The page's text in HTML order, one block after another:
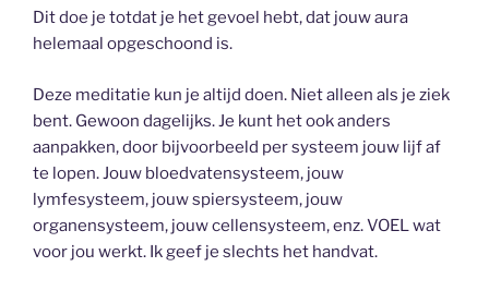
Dit doe je totdat je het gevoel hebt, dat jouw aura
helemaal opgeschoond is.
Deze meditatie kun je altijd doen. Niet alleen als je ziek
bent. Gewoon dagelijks. Je kunt het ook anders
aanpakken, door bijvoorbeeld per systeem jouw lijf af
te lopen. Jouw bloedvatensysteem, jouw
lymfesysteem, jouw spiersysteem, jouw
organensysteem, jouw cellensysteem, enz. VOEL wat
voor jou werkt. Ik geef je slechts het handvat.